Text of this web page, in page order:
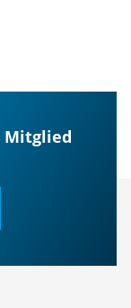
Mitglied